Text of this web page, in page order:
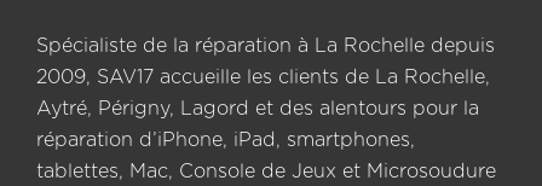
Spécialiste de la réparation à La Rochelle depuis
2009, SAV17 accueille les clients de La Rochelle,
Aytré, Périgny, Lagord et des alentours pour la
réparation d’iPhone, iPad, smartphones,
tablettes, Mac, Console de Jeux et Microsoudure